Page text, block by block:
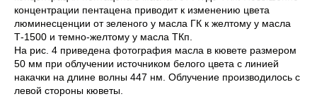
концентрации пентацена приводит к изменению цвета
люминесценции от зеленого у масла ГК к желтому у масла
Т-1500 и темно-желтому у масла ТКп.
На рис. 4 приведена фотография масла в кювете размером
50 мм при облучении источником белого цвета с линией
накачки на длине волны 447 нм. Облучение производилось с
левой стороны кюветы.